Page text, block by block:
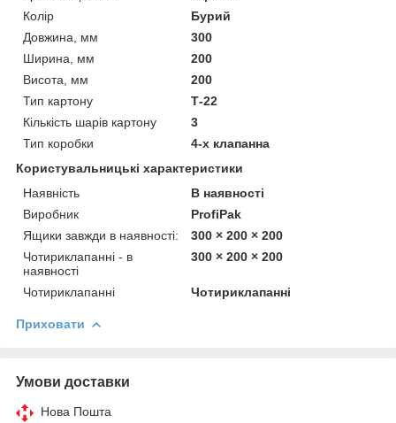
Колір
Бурий
Довжина, мм
300
Ширина, мм
200
Висота, мм
200
Тип картону
Т-22
Кількість шарів картону
3
Тип коробки
4-х клапанна
Користувальницькі характеристики
Наявність
В наявності
Виробник
ProfiPak
Ящики завжди в наявності:
300 × 200 × 200
Чотириклапанні - в
наявності
300 × 200 × 200
Чотириклапанні Чотириклапанні
Приховати
Умови доставки
Нова Пошта